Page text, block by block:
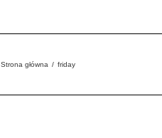
Strona główna friday